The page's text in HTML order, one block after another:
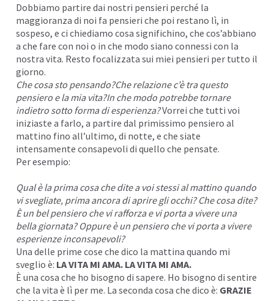
Dobbiamo partire dai nostri pensieri perché la
maggioranza di noi fa pensieri che poi restano lì, in
sospeso, e ci chiediamo cosa significhino, che cos’abbiano
a che fare con noi o in che modo siano connessi con la
nostra vita. Resto focalizzata sui miei pensieri per tutto il
giorno.
Che cosa sto pensando?Che relazione c’è tra questo
pensiero e la mia vita?In che modo potrebbe tornare
indietro sotto forma di esperienza?Vorrei che tutti voi
iniziaste a farlo, a partire dal primissimo pensiero al
mattino fino all’ultimo, di notte, e che siate
intensamente consapevoli di quello che pensate.
Per esempio:
Qual è la prima cosa che dite a voi stessi al mattino quando
vi svegliate, prima ancora di aprire gli occhi? Che cosa dite?
È un bel pensiero che vi rafforza e vi porta a vivere una
bella giornata? Oppure è un pensiero che vi porta a vivere
esperienze inconsapevoli?
Una delle prime cose che dico la mattina quando mi
sveglio è: LA VITA MI AMA. LA VITA MI AMA.
È una cosa che ho bisogno di sapere. Ho bisogno di sentire
che la vita è lì per me. La seconda cosa che dico è: GRAZIE